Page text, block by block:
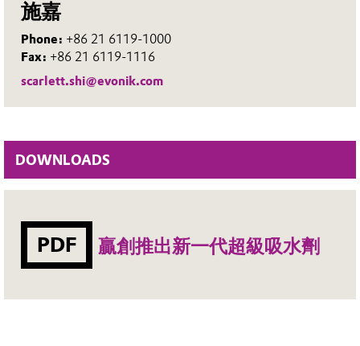
施嘉
Phone: +86 21 6119-1000
Fax: +86 21 6119-1116
scarlett.shi@evonik.com
DOWNLOADS
PDF 贏創推出新一代超級吸水劑